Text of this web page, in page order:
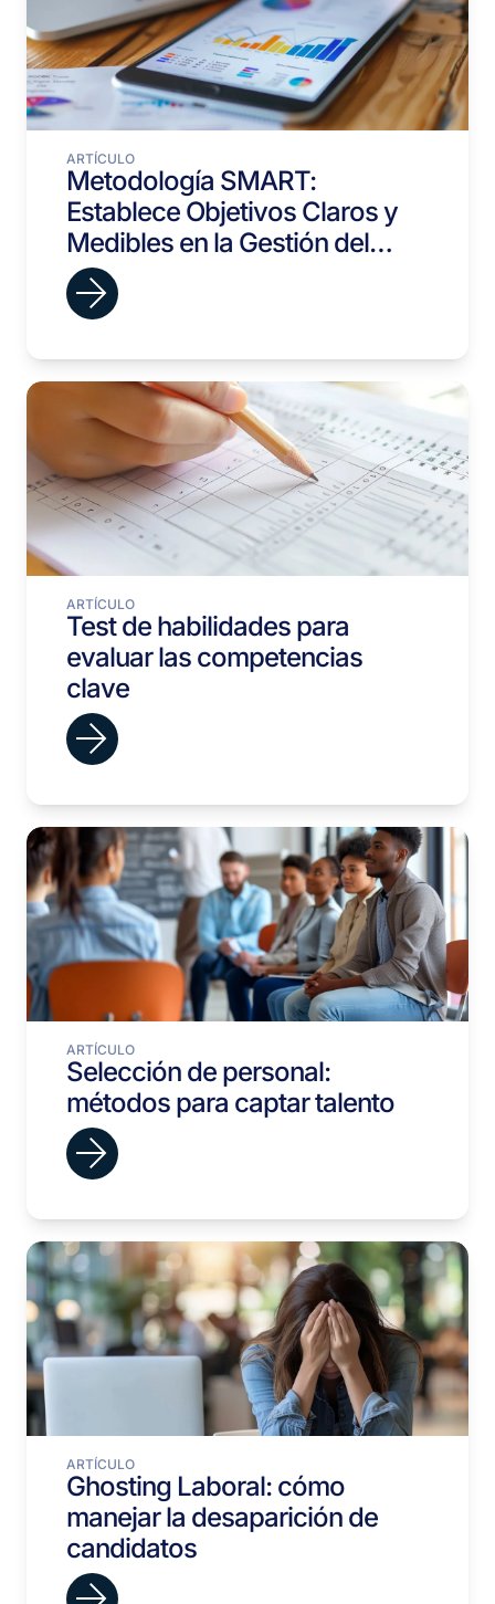
ARTÍCULO
Metodología SMART:
Establece Objetivos Claros y
Medibles en la Gestión del
Talento
ARTÍCULO
Test de habilidades para
evaluar las competencias
clave
ARTÍCULO
Selección de personal:
métodos para captar talento
ARTÍCULO
Ghosting Laboral: cómo
manejar la desaparición de
candidatos